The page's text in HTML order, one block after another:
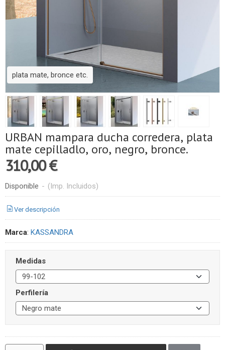
plata mate, bronce etc.
URBAN mampara ducha corredera, plata
mate cepilladlo, oro, negro, bronce.
310,00 €
Disponible - (Imp. Incluidos)
Ver descripción
Marca: KASSANDRA
Medidas
Perfilería